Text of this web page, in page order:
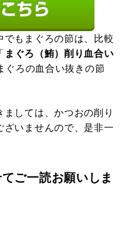
もまぐろの節は、比較
まぐろ（鮪）削り血合い
ぐろの血合い抜きの節
しては、かつおの削り
いませんので、是非一
ご一読お願いしま